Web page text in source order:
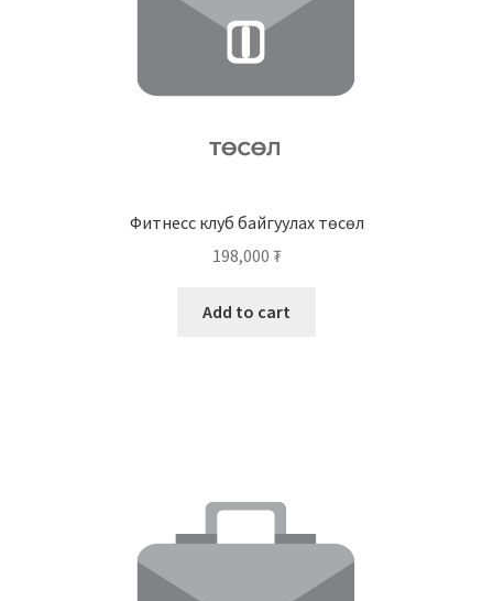
Фитнесс клуб байгуулах төсөл
198,000 ₮
Add to cart